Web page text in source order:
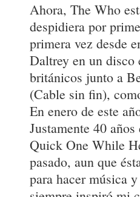
Ahora, The Who
despidiera por
primera vez desde
Daltrey en un disco
británicos junto a
(Cable sin fin),
En enero de este
Justamente 40
Quick One While
pasado, aun que
para hacer música